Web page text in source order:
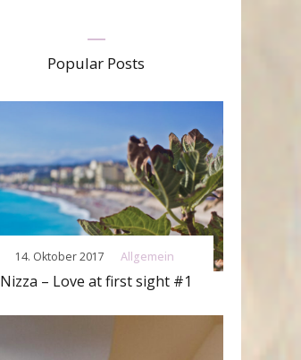
Popular Posts
Allgemein
Nizza – Love at first sight #1
14. Oktober 2017